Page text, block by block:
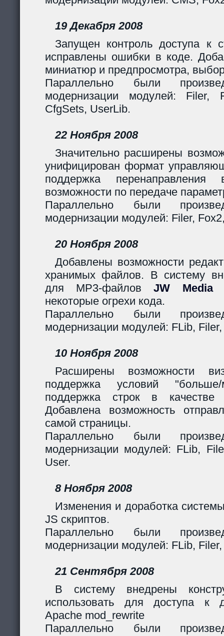
19 Декабря 2008
Запущен контроль доступа к
исправлены ошибки в коде.
миниатюр и предпросмотра,
Параллельно были
модернизации модулей: Filer,
CfgSets, UserLib.
22 Ноября 2008
Значительно расширены
унифицирован формат
поддержка
возможности по передаче
Параллельно были
модернизации модулей: Filer,
20 Ноября 2008
Добавлены возможности
хранимых файлов. В систему
для MP3-файловJW Media
некоторые огрехи кода.
Параллельно были
модернизации модулей: FLib,
10 Ноября 2008
Расширены возможности
поддержка условий
поддержка строк в качестве
Добавлена возможность
самой страницы.
Параллельно были
модернизации модулей: FLib,
User.
8 Ноября 2008
Изменения и доработка
JS скриптов.
Параллельно были
модернизации модулей: FLib,
21 Сентября 2008
В систему внедрены
использовать для доступа к
Apache mod_rewrite
Параллельно были